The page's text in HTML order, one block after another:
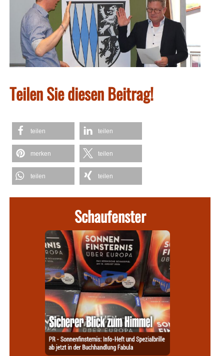
Teilen Sie diesen Beitrag!
teilen teilen
merken teilen
teilen teilen
Schaufenster